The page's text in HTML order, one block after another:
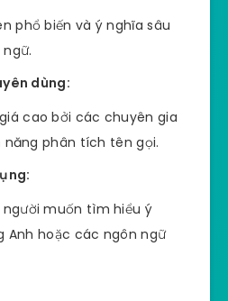
phổ biến và ý nghĩa sâu
dùng:
cao bởi các chuyên gia
năng phân tích tên gọi.
người muốn tìm hiểu ý
Anh hoặc các ngôn ngữ